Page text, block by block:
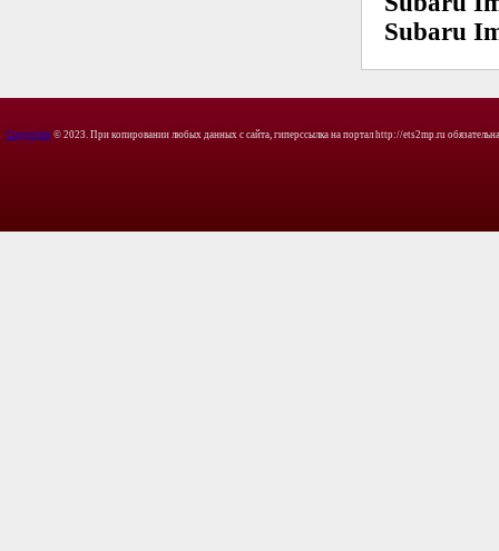
Subaru
Copyright © 2023. При копировании любых данных с сайта, гиперссылка на портал http://ets2mp.ru